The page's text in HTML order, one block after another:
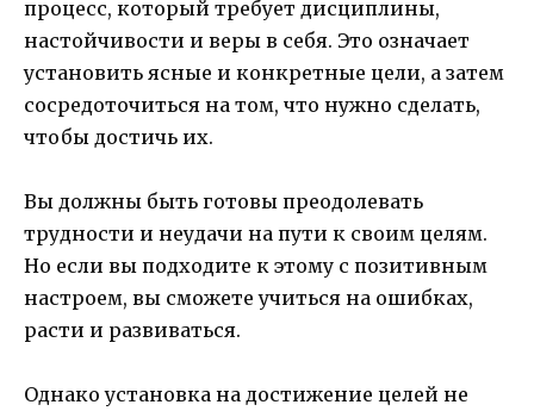
процесс, который требует дисциплины,
настойчивости и веры в себя. Это означает
установить ясные и конкретные цели, а затем
сосредоточиться на том, что нужно сделать,
чтобы достичь их.
Вы должны быть готовы преодолевать
трудности и неудачи на пути к своим целям.
Но если вы подходите к этому с позитивным
настроем, вы сможете учиться на ошибках,
расти и развиваться.
Однако установка на достижение целей не